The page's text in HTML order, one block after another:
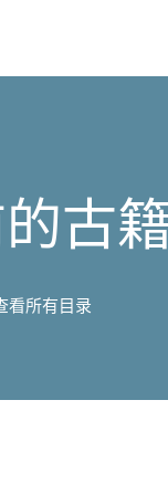
古
看所有目录